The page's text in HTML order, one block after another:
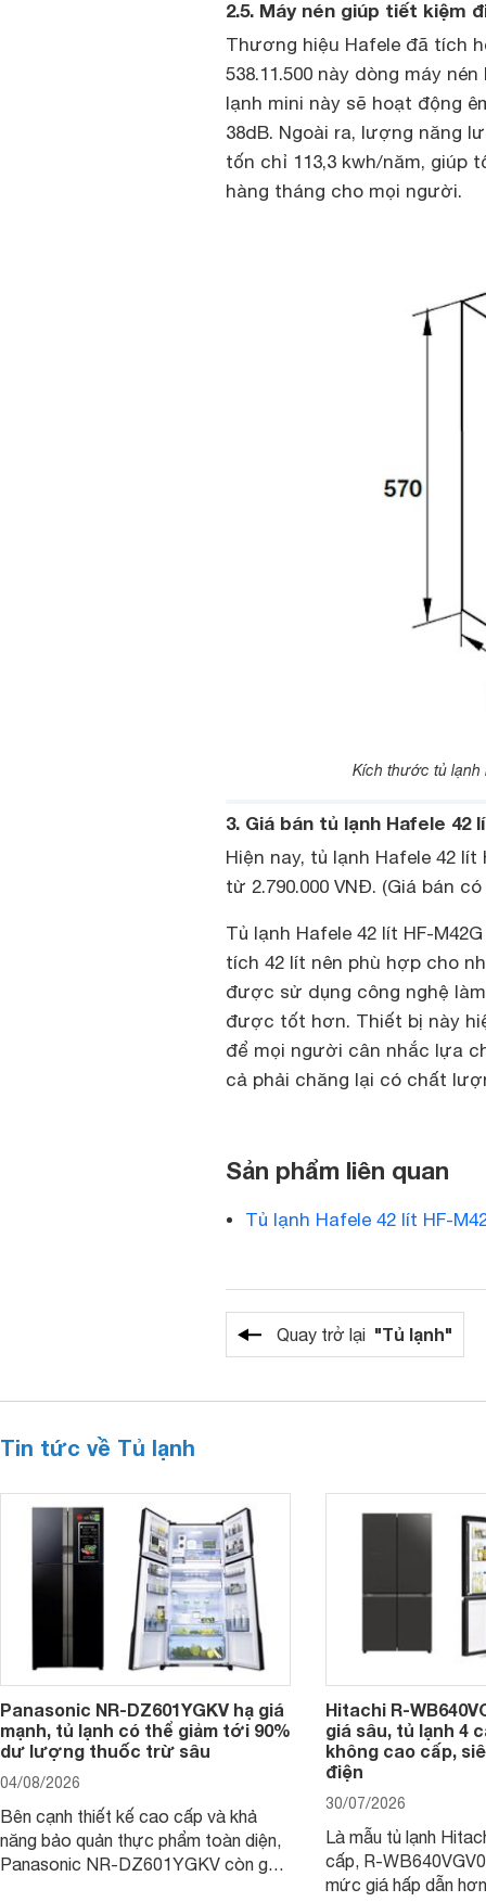
2.5. Máy nén giúp tiết kiệm
Thương hiệu Hafele đã tích
538.11.500 này dòng máy
lạnh mini này sẽ hoạt động
38dB. Ngoài ra, lượng năng
tốn chỉ 113,3 kwh/năm, giúp
hàng tháng cho mọi người.
Kích thước tủ lạnh
3. Giá bán tủ lạnh Hafele 42
Hiện nay, tủ lạnh Hafele 42
từ 2.790.000 VNĐ. (Giá bán
Tủ lạnh Hafele 42 lít HF-
tích 42 lít nên phù hợp cho
được sử dụng công nghệ
được tốt hơn. Thiết bị này
để mọi người cân nhắc lựa
cả phải chăng lại có chất
Sản phẩm liên quan
Tủ lạnh Hafele 42 lít HF-
Quay trở lại "Tủ lạnh"
Tin tức về Tủ lạnh
Panasonic NR-DZ601YGKV hạ giá
mạnh, tủ lạnh có thể giảm tới 90%
dư lượng thuốc trừ sâu
04/08/2026
Bên cạnh thiết kế cao cấp và khả
năng bảo quản thực phẩm toàn diện,
Panasonic NR-DZ601YGKV còn gây
Hitachi R-
giá sâu, tủ lạnh 4
không cao cấp,
điện
30/07/2026
Là mẫu tủ lạnh
cấp, R-
mức giá hấp dẫn